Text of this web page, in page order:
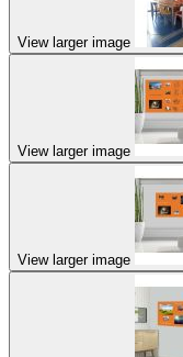
View larger image
View larger image
View larger image